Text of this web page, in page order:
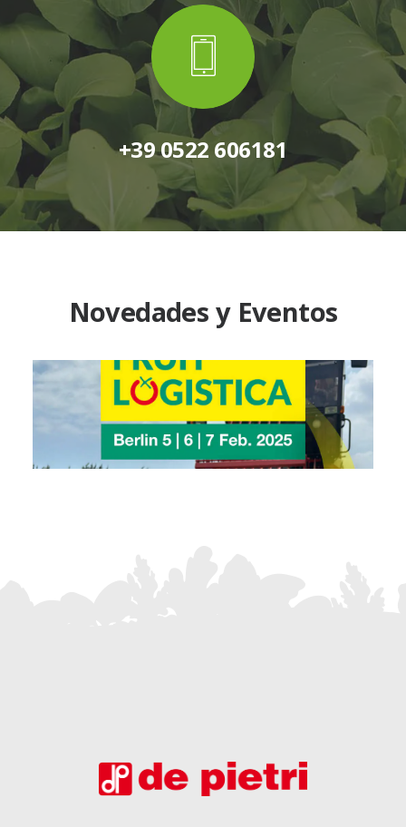
+39 0522 606181
Novedades y Eventos
Estaremos presentes en Fruit Logistica en Berlín -